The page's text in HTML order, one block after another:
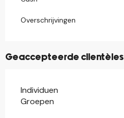
Overschrijvingen
Geaccepteerde clientèles
Individuen
Groepen